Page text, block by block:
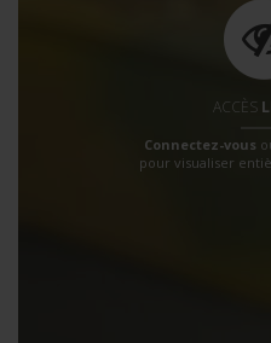
ACCÈS
Connectez-vous
pour visualiser